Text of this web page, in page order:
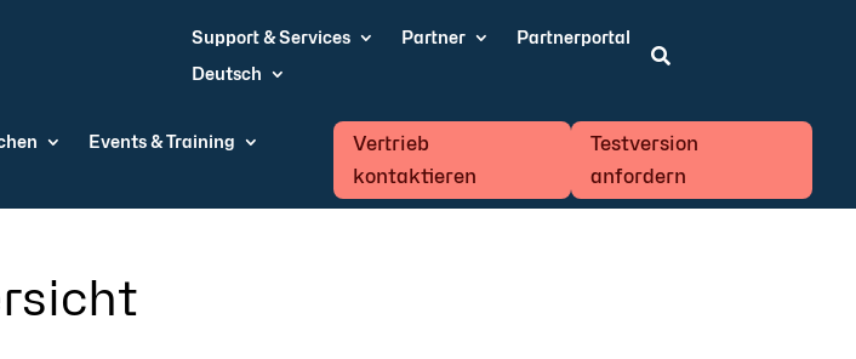
Support & Services Partner
Partnerportal
Deutsch

Events & Training
Vertrieb
kontaktieren
Testversion
anfordern